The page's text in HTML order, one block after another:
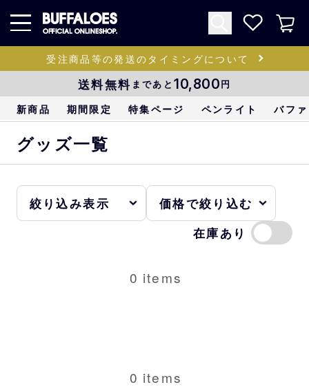
受注商品等の発送のタイミングについて
送料無料 まであと 10,800円
新商品 期間限定 特集ページ ペンライト バフ
グッズ一覧
在庫あり
0 items
0 items